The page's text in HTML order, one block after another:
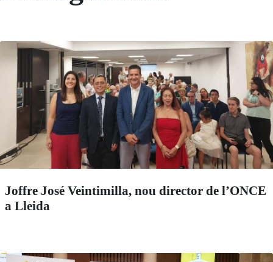
Joffre José Veintimilla, nou director de l’ONCE
a Lleida